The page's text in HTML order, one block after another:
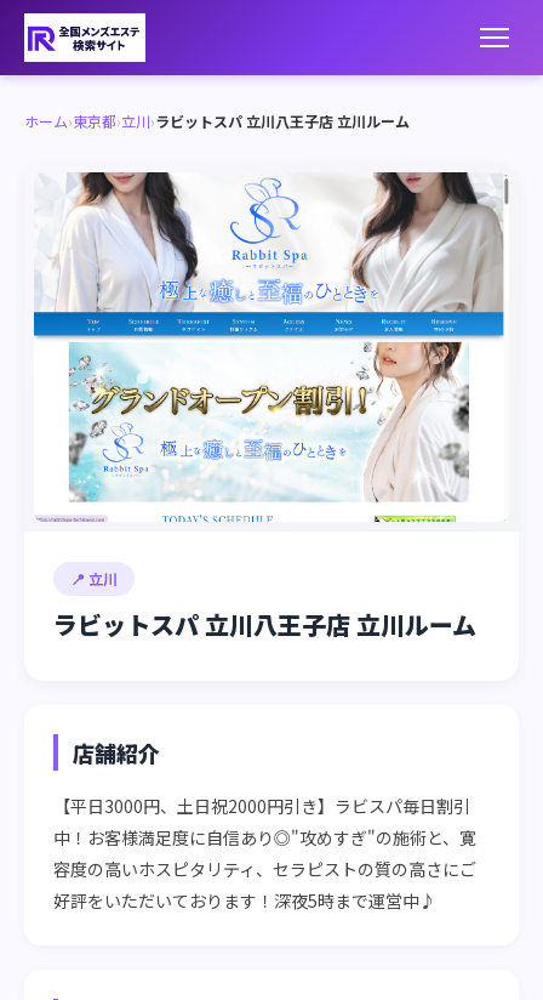
ホーム›東京都›立川›ラビットスパ 立川八王子店 立川ルーム
📍 立川
ラビットスパ 立川八王子店 立川ルーム
店舗紹介
【平日3000円、土日祝2000円引き】ラビスパ毎日割引
中！お客様満足度に自信あり◎"攻めすぎ"の施術と、寛
容度の高いホスピタリティ、セラピストの質の高さにご
好評をいただいております！深夜5時まで運営中♪